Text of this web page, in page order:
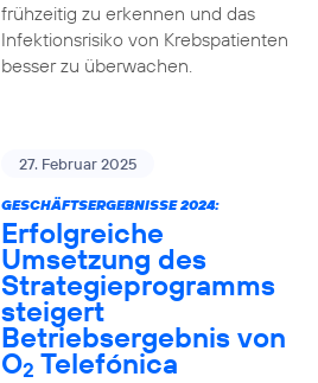
frühzeitig zu erkennen und das
Infektionsrisiko von Krebspatienten
besser zu überwachen.
27. Februar 2025
GESCHÄFTSERGEBNISSE 2024:
Erfolgreiche
Umsetzung des
Strategieprogramms
steigert
Betriebsergebnis von
O2 Telefónica